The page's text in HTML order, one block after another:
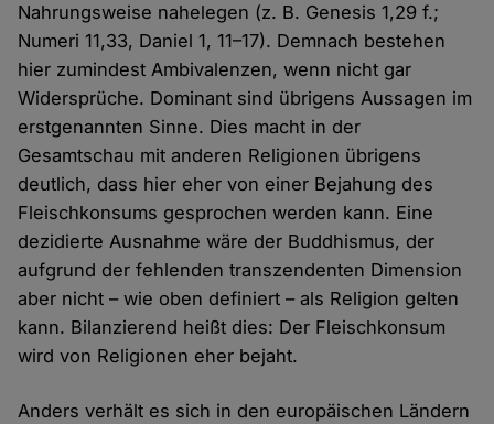
Nahrungsweise nahelegen (z. B. Genesis 1,29 f.;
Numeri 11,33, Daniel 1, 11–17). Demnach bestehen
hier zumindest Ambivalenzen, wenn nicht gar
Widersprüche. Dominant sind übrigens Aussagen im
erstgenannten Sinne. Dies macht in der
Gesamtschau mit anderen Religionen übrigens
deutlich, dass hier eher von einer Bejahung des
Fleischkonsums gesprochen werden kann. Eine
dezidierte Ausnahme wäre der Buddhismus, der
aufgrund der fehlenden transzendenten Dimension
aber nicht – wie oben definiert – als Religion gelten
kann. Bilanzierend heißt dies: Der Fleischkonsum
wird von Religionen eher bejaht.
Anders verhält es sich in den europäischen Ländern